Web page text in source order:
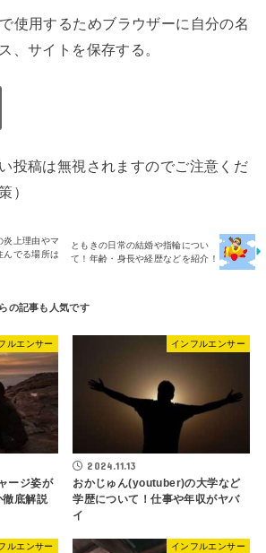
使用するためブラウザーに自分の名
、サイトを保存する。
投稿は無視されますのでご注意くだ
）
炎上理由やマ
んでる場所は
ともきの日常の結婚や指輪につい
て！年齢・身長や経歴などを紹介！
ルエンサー
ージ姿が
徹底解説
インフルエンサー
2024.11.13
おかじゅん(youtuber)の大学など
学歴について！仕事や年収がヤバ
イ
ルエンサー インフルエンサー